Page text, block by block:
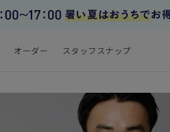
オーダー スタッフスナップ